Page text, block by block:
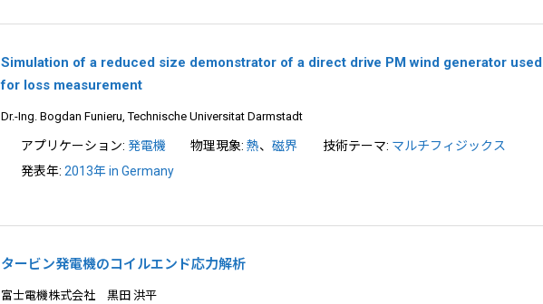
Simulation of a reduced size demonstrator of a direct drive PM wind generator used
for loss measurement
Dr.-Ing. Bogdan Funieru, Technische Universitat Darmstadt
アプリケーション: 発電機 物理現象:熱、磁界 技術テーマ: マルチフィジックス
発表年: 2013年 in Germany
タービン発電機のコイルエンド応力解析
富士電機株式会社 黒田 洪平